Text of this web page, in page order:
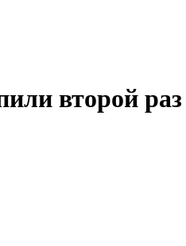
второй раз